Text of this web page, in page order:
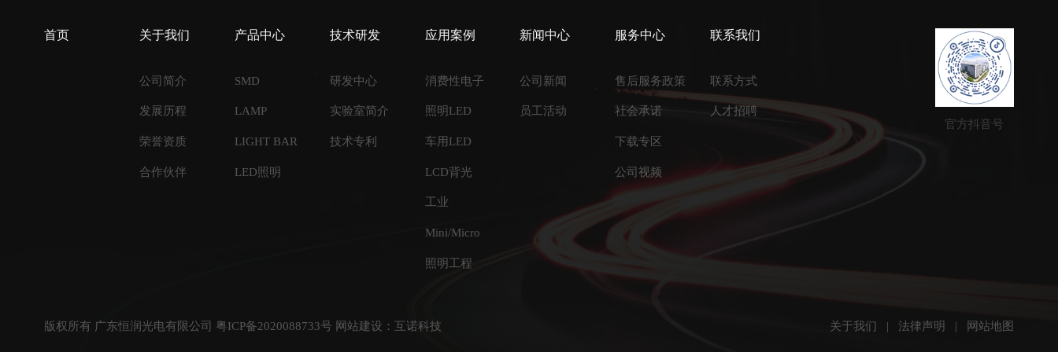
首页 关于我们
公司简介
发展历程
荣誉资质
合作伙伴
产品中心
SMD
LAMP
LIGHT BAR
LED照明
技术研发
研发中心
实验室简介
技术专利
应用案例
消费性电子
照明LED
车用LED
LCD背光
工业
Mini/Micro
照明工程
新闻中心
公司新闻
员工活动
服务中心
售后服务政策
社会承诺
下载专区
公司视频
联系我们
联系方式
人才招聘
官方抖音号
版权所有 广东恒润光电有限公司 粤ICP备2020088733号 网站建设：互诺科技 关于我们 | 法律声明 | 网站地图